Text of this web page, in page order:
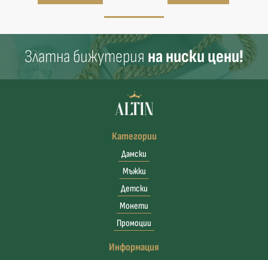
Златна бижутерия на ниски цени!
Категории
Дамски
Мъжки
Детски
Монети
Промоции
Информация